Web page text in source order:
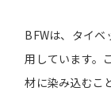
BFWは、タイ
用しています。
材に染み込むこ